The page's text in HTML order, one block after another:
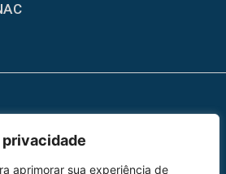
privacidade
aprimorar sua experiência de
Home